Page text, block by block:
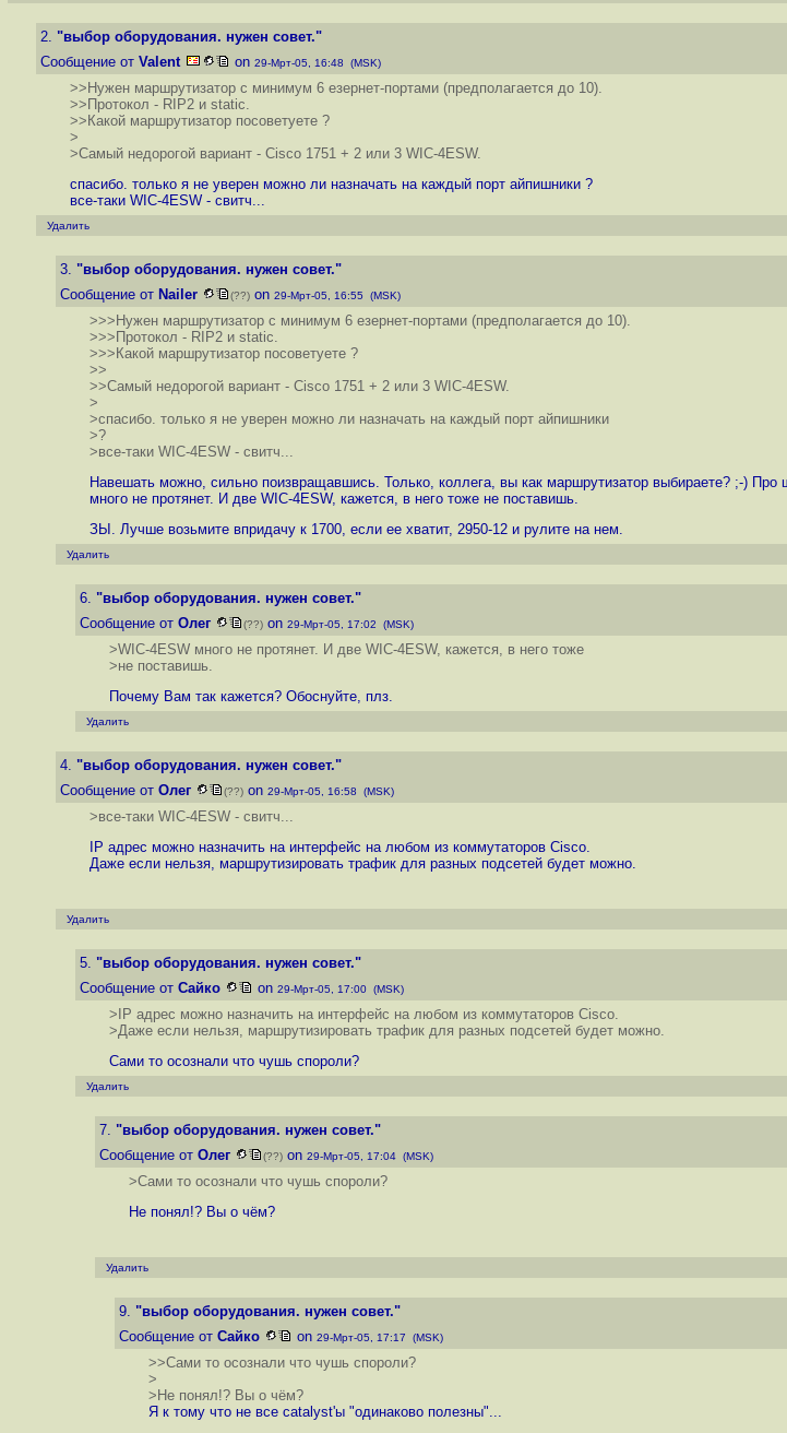
2. "выбор оборудования. нужен совет."
Сообщение от Valent on 29-Мрт-05, 16:48 (MSK)
>>Нужен маршрутизатор с минимум 6 езернет-портами (предполагается до 10).
>>Протокол - RIP2 и static.
>>Какой маршрутизатор посоветуете ?
>
>Самый недорогой вариант - Cisco 1751 + 2 или 3 WIC-4ESW.
спасибо. только я не уверен можно ли назначать на каждый порт айпишники ?
все-таки WIC-4ESW - свитч...
Удалить
3. "выбор оборудования. нужен совет."
Сообщение от Nailer (??) on 29-Мрт-05, 16:55 (MSK)
>>>Нужен маршрутизатор с минимум 6 езернет-портами (предполагается до 10).
>>>Протокол - RIP2 и static.
>>>Какой маршрутизатор посоветуете ?
>>
>>Самый недорогой вариант - Cisco 1751 + 2 или 3 WIC-4ESW.
>
>спасибо. только я не уверен можно ли назначать на каждый порт айпишники
>?
>все-таки WIC-4ESW - свитч...
Навешать можно, сильно поизвращавшись. Только, коллега, вы как маршрутизатор выбираете? ;-) Про
много не протянет. И две WIC-4ESW, кажется, в него тоже не поставишь.
ЗЫ. Лучше возьмите впридачу к 1700, если ее хватит, 2950-12 и рулите на нем.
Удалить
6. "выбор оборудования. нужен совет."
Сообщение от Олег (??) on 29-Мрт-05, 17:02 (MSK)
>WIC-4ESW много не протянет. И две WIC-4ESW, кажется, в него тоже
>не поставишь.
Почему Вам так кажется? Обоснуйте, плз.
Удалить
4. "выбор оборудования. нужен совет."
Сообщение от Олег (??) on 29-Мрт-05, 16:58 (MSK)
>все-таки WIC-4ESW - свитч...
IP адрес можно назначить на интерфейс на любом из коммутаторов Cisco.
Даже если нельзя, маршрутизировать трафик для разных подсетей будет можно.
Удалить
5. "выбор оборудования. нужен совет."
Сообщение от Сайко on 29-Мрт-05, 17:00 (MSK)
>IP адрес можно назначить на интерфейс на любом из коммутаторов Cisco.
>Даже если нельзя, маршрутизировать трафик для разных подсетей будет можно.
Сами то осознали что чушь спороли?
Удалить
7. "выбор оборудования. нужен совет."
Сообщение от Олег (??) on 29-Мрт-05, 17:04 (MSK)
>Сами то осознали что чушь спороли?
Не понял!? Вы о чём?
Удалить
9. "выбор оборудования. нужен совет."
Сообщение от Сайко on 29-Мрт-05, 17:17 (MSK)
>>Сами то осознали что чушь спороли?
>
>Не понял!? Вы о чём?
Я к тому что не все catalyst'ы "одинаково полезны"...